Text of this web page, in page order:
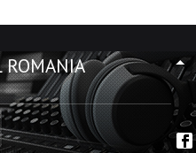
(C) 2020-2023
RSS
ROMANIA